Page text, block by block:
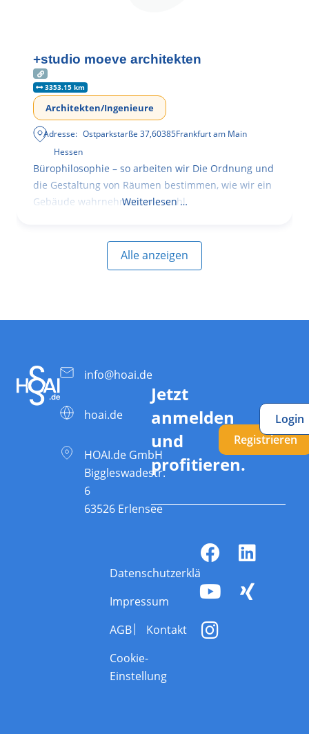
+studio moeve architekten
3353.15 km
Architekten/Ingenieure
Adresse: Ostparkstarße 37,60385Frankfurt am Main
Hessen
Bürophilosophie – so arbeiten wir Die Ordnung und
die Gestaltung von Räumen bestimmen, wie wir ein
Gebäude wahrnehmen, wie wohl
Weiterlesen …
Alle anzeigen
info@hoai.de
hoai.de
HOAI.de GmbH
Biggleswadestr.
6
63526 Erlensee
Jetzt
anmelden
und
profitieren.
Registrieren
Login
Datenschutzerklärung
Impressum
AGB
Kontakt
Cookie-
Einstellung